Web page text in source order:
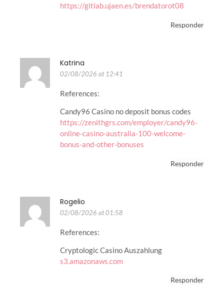
https://gitlab.ujaen.es/brendatorot08
Responder
Katrina
02/08/2026 at 12:41
References:
Candy96 Casino no deposit bonus codes
https://zenithgrs.com/employer/candy96-
online-casino-australia-100-welcome-
bonus-and-other-bonuses
Responder
Rogelio
02/08/2026 at 01:58
References:
Cryptologic Casino Auszahlung
s3.amazonaws.com
Responder